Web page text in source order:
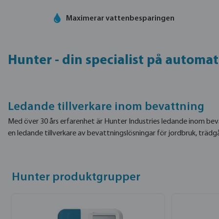
Maximerar vattenbesparingen
Hunter - din specialist på
Ledande tillverkare inom bevattning
Med över 30 års erfarenhet är Hunter Industries ledande inom
en ledande tillverkare av bevattningslösningar för jordbruk,
Hunter produktgrupper